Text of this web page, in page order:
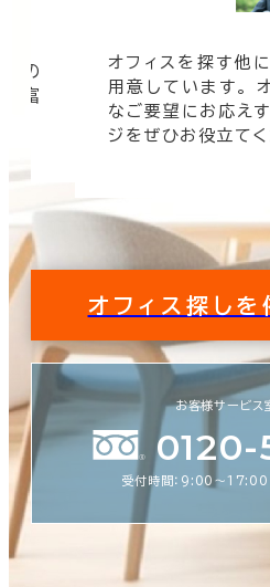
の
豊富
オフィスを探す他
用意しています。
なご要望にお応え
ジをぜひお役立てく
オフィス探しを
お客様サービス
0120-
受付時間：9:00〜17:00